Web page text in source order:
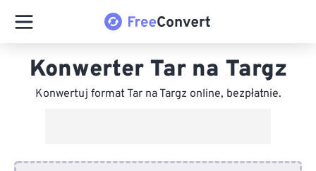
Konwerter Tar na Targz
Konwertuj format Tar na Targz online, bezpłatnie.